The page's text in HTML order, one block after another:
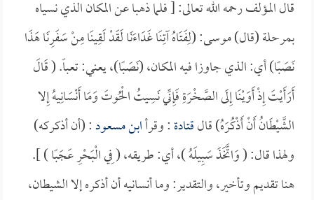
قال المؤلف رحمه الله تعالى: [ فلما ذهبا عن المكان الذي نسياه
بمرحلة (قال) موسى: (لِفَتَاهُ آتِنَا غَدَاءَنَا لَقَدْ لَقِينَا مِنْ سَفَرِنَا هَذَا
نَصَبًا) أي: الذي جاوزا فيه المكان، (نَصَبًا)، يعني: تعباً. ( قَالَ
أَرَأَيْتَ إِذْ أَوَيْنَا إِلَى الصَّخْرَةِ فَإِنِّي نَسِيتُ الْحُوتَ وَمَا أَنْسَانِيهُ إِلا
الشَّيْطَانُ أَنْ أَذْكُرَهُ) قالقتادة: وقرأابن مسعود: (أن أذكركه)
ولهذا قال: ( وَاتَّخَذَ سَبِيلَهُ )، أي: طريقه، ( فِي الْبَحْرِ عَجَبًا ) ].
هنا تقديم وتأخير، والتقدير: وما أنسانيه أن أذكره إلا الشيطان،